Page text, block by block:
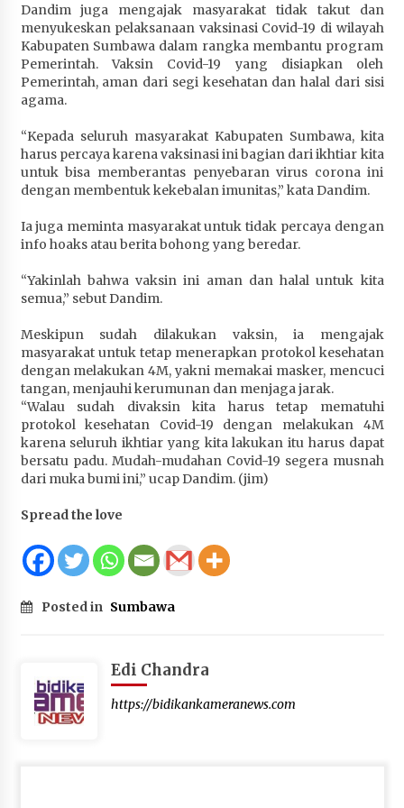
Santong
4 minggu ago
Dosen UTS Siap Kembangkan Inovasi Lewat
Pelatihan PDPP 2026 Bali
4 minggu ago
Terapkan “Polantas Menyapa”, Satlantas Polres
Sumbawa Berupaya Wujudkan Pelayanan
Kepolisian yang Profesional
Capaian Program Pemerintah Kabupaten
4 minggu ago
Dandim juga mengajak masyarakat tidak takut dan
menyukeskan pelaksanaan vaksinasi Covid-19 di wilayah
Kabupaten Sumbawa dalam rangka membantu program
Pemerintah. Vaksin Covid-19 yang disiapkan oleh
Pemerintah, aman dari segi kesehatan dan halal dari sisi
agama.
“Kepada seluruh masyarakat Kabupaten Sumbawa, kita
harus percaya karena vaksinasi ini bagian dari ikhtiar kita
untuk bisa memberantas penyebaran virus corona ini
dengan membentuk kekebalan imunitas,” kata Dandim.
Ia juga meminta masyarakat untuk tidak percaya dengan
info hoaks atau berita bohong yang beredar.
“Yakinlah bahwa vaksin ini aman dan halal untuk kita
semua,” sebut Dandim.
Meskipun sudah dilakukan vaksin, ia mengajak
masyarakat untuk tetap menerapkan protokol kesehatan
dengan melakukan 4M, yakni memakai masker, mencuci
tangan, menjauhi kerumunan dan menjaga jarak.
“Walau sudah divaksin kita harus tetap mematuhi
protokol kesehatan Covid-19 dengan melakukan 4M
karena seluruh ikhtiar yang kita lakukan itu harus dapat
bersatu padu. Mudah-mudahan Covid-19 segera musnah
dari muka bumi ini,” ucap Dandim. (jim)
Spread the love
Posted in Sumbawa
Edi Chandra
https://bidikankameranews.com